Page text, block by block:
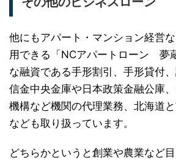
他にもアパート・マンション経営
用できる「NCアパートローン 夢
な融資である手形割引、手形貸付
信金中央金庫や日本政策金融公庫
機構など機関の代理業務、北海道
なども取り扱っています。
どちらかというと創業や農業など